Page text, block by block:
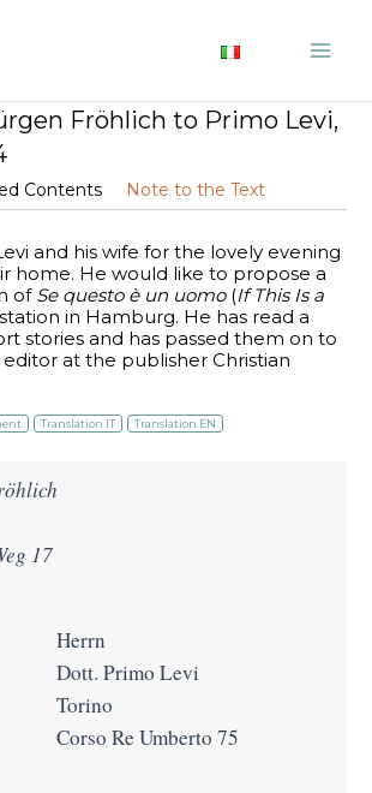
Fröhlich to Primo Levi,
Contents Note to the Text
and his wife for the lovely evening
home. He would like to propose a
of Se questo è un uomo (If This Is a
in Hamburg. He has read a
stories and has passed them on to
at the publisher Christian
Translation IT Translation EN
17
Herrn
Dott. Primo Levi
Torino
Corso Re Umberto 75